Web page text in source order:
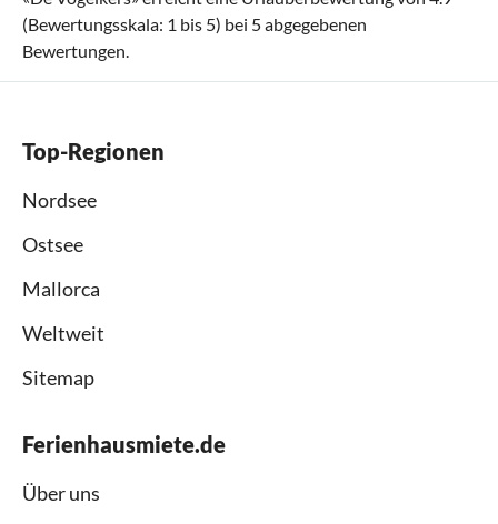
(Bewertungsskala: 1 bis 5) bei 5abgegebenen
Bewertungen.
Top-Regionen
Nordsee
Ostsee
Mallorca
Weltweit
Sitemap
Ferienhausmiete.de
Über uns